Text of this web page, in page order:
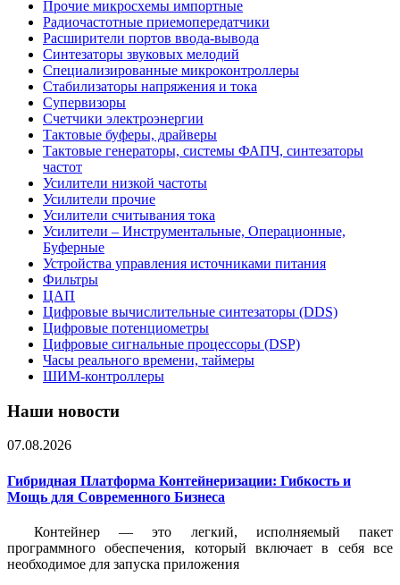
Прочие микросхемы импортные
Радиочастотные приемопередатчики
Расширители портов ввода-вывода
Синтезаторы звуковых мелодий
Специализированные микроконтроллеры
Стабилизаторы напряжения и тока
Супервизоры
Счетчики электроэнергии
Тактовые буферы, драйверы
Тактовые генераторы, системы ФАПЧ, синтезаторы
частот
Усилители низкой частоты
Усилители прочие
Усилители считывания тока
Усилители – Инструментальные, Операционные,
Буферные
Устройства управления источниками питания
Фильтры
ЦАП
Цифровые вычислительные синтезаторы (DDS)
Цифровые потенциометры
Цифровые сигнальные процессоры (DSP)
Часы реального времени, таймеры
ШИМ-контроллеры
Наши новости
07.08.2026
Гибридная Платформа Контейнеризации: Гибкость и
Мощь для Современного Бизнеса
Контейнер — это легкий, исполняемый пакет
программного обеспечения, который включает в себя все
необходимое для запуска приложения